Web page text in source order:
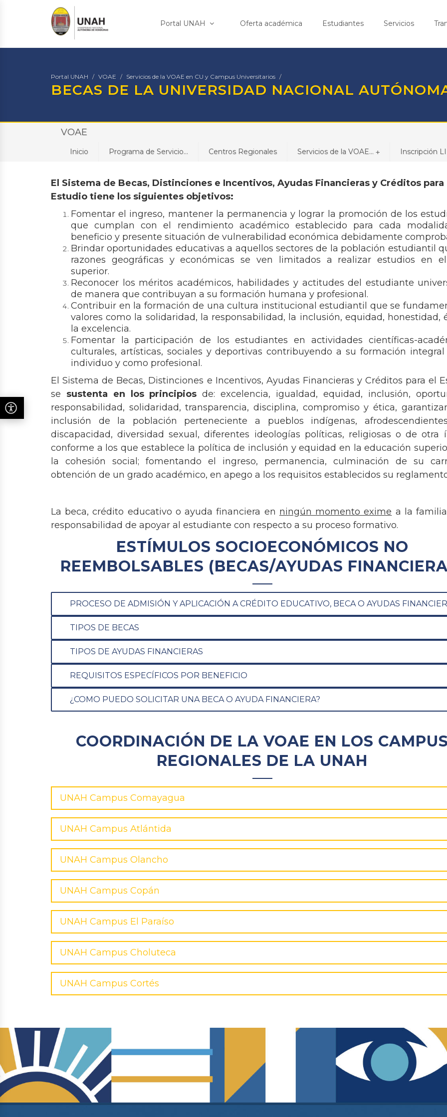
Portal UNAH Oferta académica Estudiantes Servicios
Portal UNAH VOAE Servicios de la VOAE en CU y Campus Universitarios
BECAS DE LA UNIVERSIDAD NACIONAL
VOAE
Inicio Programa de Servicio... Centros Regionales +
Servicios de la VOAE... Inscripción
El Sistema de Becas, Distinciones e Incentivos, Ayudas Financieras y Créditos para
Estudio tiene los siguientes objetivos:
Fomentar el ingreso, mantener la permanencia y lograr la promoción de los
que cumplan con el rendimiento académico establecido para cada
beneficio y presente situación de vulnerabilidad económica debidamente
Brindar oportunidades educativas a aquellos sectores de la población estudiantil
razones geográficas y económicas se ven limitados a realizar estudios en
superior.
Reconocer los méritos académicos, habilidades y actitudes del estudiante
de manera que contribuyan a su formación humana y profesional.
Contribuir en la formación de una cultura institucional estudiantil que se
valores como la solidaridad, la responsabilidad, la inclusión, equidad, honestidad,
la excelencia.
Fomentar la participación de los estudiantes en actividades científicas-
culturales, artísticas, sociales y deportivas contribuyendo a su formación
individuo y como profesional.
El Sistema de Becas, Distinciones e Incentivos, Ayudas Financieras y Créditos para el
se sustenta en los principios de: excelencia, igualdad, equidad, inclusión,
responsabilidad, solidaridad, transparencia, disciplina, compromiso y ética,
inclusión de la población perteneciente a pueblos indígenas,
discapacidad, diversidad sexual, diferentes ideologías políticas, religiosas o de otra
conforme a los que establece la política de inclusión y equidad en la educación
la cohesión social; fomentando el ingreso, permanencia, culminación de su
obtención de un grado académico, en apego a los requisitos establecidos su
La beca, crédito educativo o ayuda financiera en ningún momento exime a la
responsabilidad de apoyar al estudiante con respecto a su proceso formativo.
ESTÍMULOS SOCIOECONÓMICOS NO
REEMBOLSABLES (BECAS/AYUDAS
PROCESO DE ADMISIÓN Y APLICACIÓN A CRÉDITO EDUCATIVO, BECA O AYUDAS
TIPOS DE BECAS
TIPOS DE AYUDAS FINANCIERAS
REQUISITOS ESPECÍFICOS POR BENEFICIO
¿COMO PUEDO SOLICITAR UNA BECA O AYUDA FINANCIERA?
COORDINACIÓN DE LA VOAE EN LOS
REGIONALES DE LA UNAH
UNAH Campus Comayagua
UNAH Campus Atlántida
UNAH Campus Olancho
UNAH Campus Copán
UNAH Campus El Paraíso
UNAH Campus Choluteca
UNAH Campus Cortés